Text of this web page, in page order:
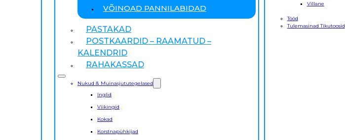
VÕINOAD PANNILABIDAD
PASTAKAD
POSTKAARDID – RAAMATUD –
KALENDRID
RAHAKASSAD
Nukud & Muinasjututegelased
Inglid
Viikingid
Kokad
Korstnapühkijad
Villane
Tööd
Tulemasinad Tikutoosid